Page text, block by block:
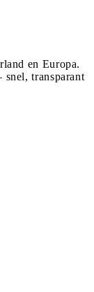
en Europa.
transparant